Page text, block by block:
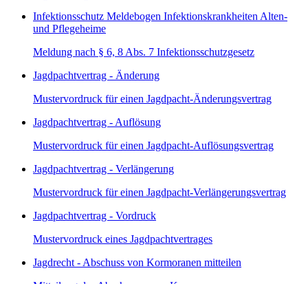
Infektionsschutz Meldebogen Infektionskrankheiten Alten-
und Pflegeheime
Meldung nach § 6, 8 Abs. 7 Infektionsschutzgesetz
Jagdpachtvertrag - Änderung
Mustervordruck für einen Jagdpacht-Änderungsvertrag
Jagdpachtvertrag - Auflösung
Mustervordruck für einen Jagdpacht-Auflösungsvertrag
Jagdpachtvertrag - Verlängerung
Mustervordruck für einen Jagdpacht-Verlängerungsvertrag
Jagdpachtvertrag - Vordruck
Mustervordruck eines Jagdpachtvertrages
Jagdrecht - Abschuss von Kormoranen mitteilen